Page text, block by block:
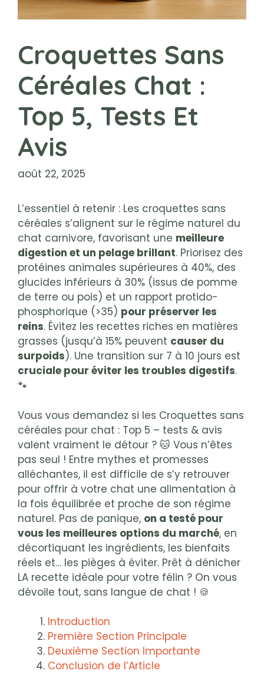
Croquettes Sans
Céréales Chat :
Top 5, Tests Et
Avis
août 22, 2025
L’essentiel à retenir : Les croquettes sans
céréales s’alignent sur le régime naturel du
chat carnivore, favorisant une meilleure
digestion et un pelage brillant. Priorisez des
protéines animales supérieures à 40%, des
glucides inférieurs à 30% (issus de pomme
de terre ou pois) et un rapport protido-
phosphorique (>35) pour préserver les
reins. Évitez les recettes riches en matières
grasses (jusqu’à 15% peuvent causer du
surpoids). Une transition sur 7 à 10 jours est
cruciale pour éviter les troubles digestifs.
🐾
Vous vous demandez si les Croquettes sans
céréales pour chat : Top 5 – tests & avis
valent vraiment le détour ? 🐱 Vous n’êtes
pas seul ! Entre mythes et promesses
alléchantes, il est difficile de s’y retrouver
pour offrir à votre chat une alimentation à
la fois équilibrée et proche de son régime
naturel. Pas de panique, on a testé pour
vous les meilleures options du marché, en
décortiquant les ingrédients, les bienfaits
réels et… les pièges à éviter. Prêt à dénicher
LA recette idéale pour votre félin ? On vous
dévoile tout, sans langue de chat ! 🍪
Introduction
Première Section Principale
Deuxième Section Importante
Conclusion de l’Article